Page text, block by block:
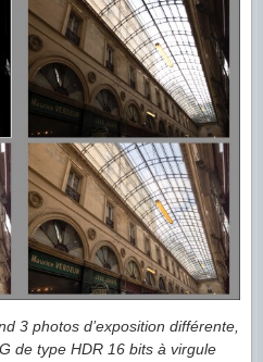
3 photos d’exposition différente,
de type HDR 16 bits à virgule